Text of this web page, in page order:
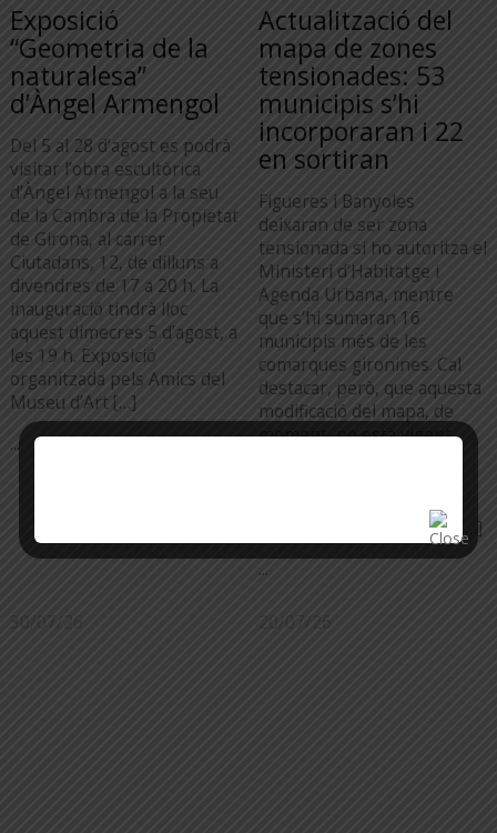
Exposició
“Geometria de la
naturalesa”
d’Àngel Armengol
Del 5 al 28 d’agost es podrà
visitar l’obra escultòrica
d’Àngel Armengol a la seu
de la Cambra de la Propietat
de Girona, al carrer
Ciutadans, 12, de dilluns a
divendres de 17 a 20 h. La
inauguració tindrà lloc
aquest dimecres 5 d’agost, a
les 19 h. Exposició
organitzada pels Amics del
Museu d’Art […]
...
Actualització del
mapa de zones
tensionades: 53
municipis s’hi
incorporaran i 22
en sortiran
Figueres i Banyoles
deixaran de ser zona
tensionada si ho autoritza el
Ministeri d’Habitatge i
Agenda Urbana, mentre
que s’hi sumaran 16
municipis més de les
comarques gironines. Cal
destacar, però, que aquesta
modificació del mapa, de
moment, no està vigent.
Generalitat publiqui una
Resolució administrativa […]
...
30/07/26 20/07/26